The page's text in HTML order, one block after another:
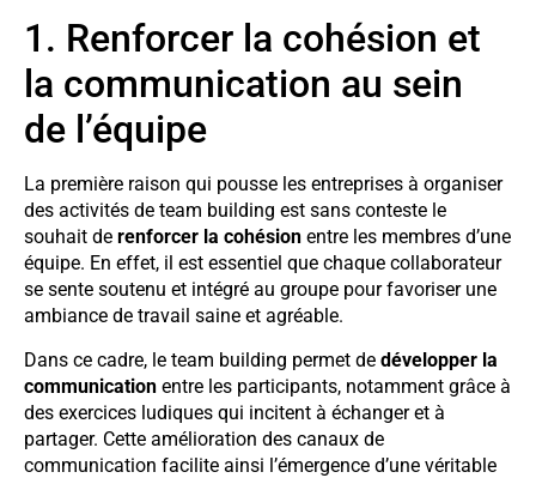
1. Renforcer la cohésion et
la communication au sein
de l’équipe
La première raison qui pousse les entreprises à organiser
des activités de team building est sans conteste le
souhait de renforcer la cohésion entre les membres d’une
équipe. En effet, il est essentiel que chaque collaborateur
se sente soutenu et intégré au groupe pour favoriser une
ambiance de travail saine et agréable.
Dans ce cadre, le team building permet de développer la
communication entre les participants, notamment grâce à
des exercices ludiques qui incitent à échanger et à
partager. Cette amélioration des canaux de
communication facilite ainsi l’émergence d’une véritable